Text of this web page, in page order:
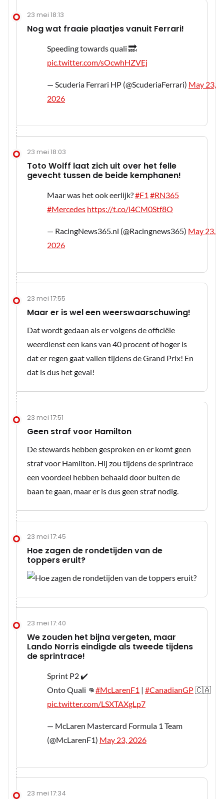
23 mei 18:13
Nog wat fraaie plaatjes vanuit Ferrari!
Speeding towards quali 🔜
pic.twitter.com/sOcwhHZVEj
— Scuderia Ferrari HP (@ScuderiaFerrari) May 23,
2026
23 mei 18:03
Toto Wolff laat zich uit over het felle
gevecht tussen de beide kemphanen!
Maar was het ook eerlijk?#F1 #RN365
#Mercedes https://t.co/l4CM0Stf8O
— RacingNews365.nl (@Racingnews365) May 23,
2026
23 mei 17:55
Maar er is wel een weerswaarschuwing!
Dat wordt gedaan als er volgens de officiële
weerdienst een kans van 40 procent of hoger is
dat er regen gaat vallen tijdens de Grand Prix! En
dat is dus het geval!
23 mei 17:51
Geen straf voor Hamilton
De stewards hebben gesproken en er komt geen
straf voor Hamilton. Hij zou tijdens de sprintrace
een voordeel hebben behaald door buiten de
baan te gaan, maar er is dus geen straf nodig.
23 mei 17:45
Hoe zagen de rondetijden van de
toppers eruit?
23 mei 17:40
We zouden het bijna vergeten, maar
Lando Norris eindigde als tweede tijdens
de sprintrace!
Sprint P2 ✔️
Onto Quali 👊#McLarenF1 | #CanadianGP🇨🇦
pic.twitter.com/LSXTAXgLp7
— McLaren Mastercard Formula 1 Team
(@McLarenF1) May 23, 2026
23 mei 17:34